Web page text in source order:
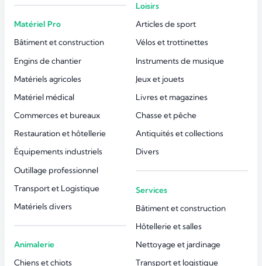
Matériel Pro
Bâtiment et construction
Engins de chantier
Matériels agricoles
Matériel médical
Commerces et bureaux
Restauration et hôtellerie
Équipements industriels
Outillage professionnel
Transport et Logistique
Matériels divers
Animalerie
Chiens et chiots
Loisirs
Articles de sport
Vélos et trottinettes
Instruments de musique
Jeux et jouets
Livres et magazines
Chasse et pêche
Antiquités et collections
Divers
Services
Bâtiment et construction
Hôtellerie et salles
Nettoyage et jardinage
Transport et logistique